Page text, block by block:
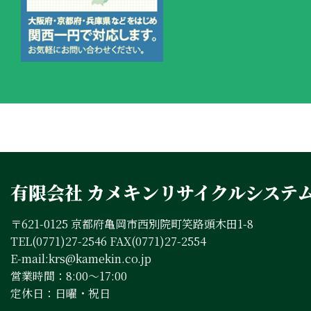
有限会社 カメキンリサイクルシステ
〒621-0125 京都府亀岡市西別院町笑路頭木田1-8
TEL(0771)27-2546 FAX(0771)27-2554
E-mail:krs@kamekin.co.jp
営業時間：8:00～17:00
定休日：日曜・祝日